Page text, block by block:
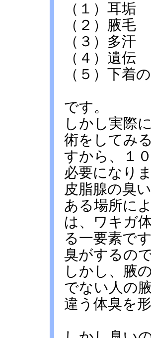
（１）耳垢
（２）腋毛
（３）多汗
（４）遺伝
（５）下着
です。
しかし実際
術をしてみ
すから、１
必要になりま
皮脂腺の臭
ある場所に
は、ワキガ
る一要素で
臭がするので
しかし、腋
でない人の
違う体臭を